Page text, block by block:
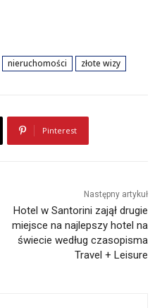
nieruchomości złote wizy
Pinterest
Następny artykuł
Hotel w Santorini zajął drugie
miejsce na najlepszy hotel na
świecie według czasopisma
Travel + Leisure